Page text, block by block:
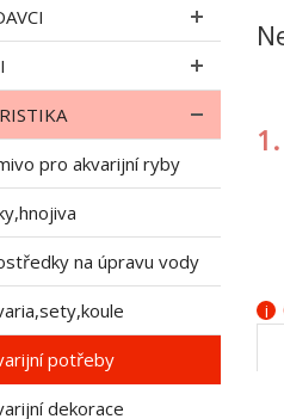
pro akvarijní ryby
na úpravu vody
potřeby
dekorace
1.